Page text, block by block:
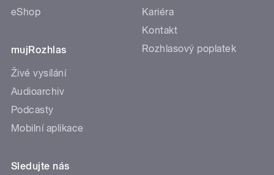
eShop
mujRozhlas
Živé vysílání
Audioarchiv
Podcasty
Mobilní aplikace
Kariéra
Kontakt
Rozhlasový poplatek
Sledujte nás